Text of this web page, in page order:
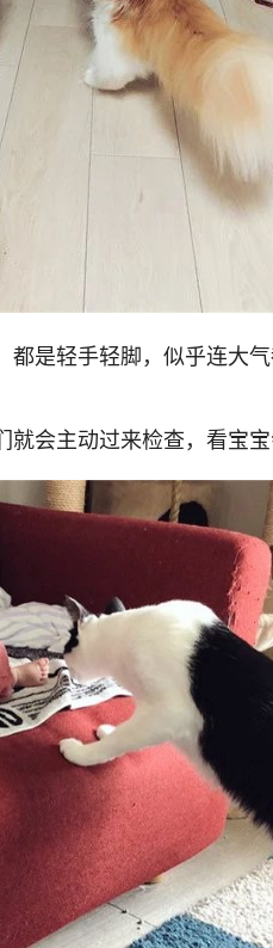
是轻手轻脚，似乎连大气
会主动过来检查，看宝宝